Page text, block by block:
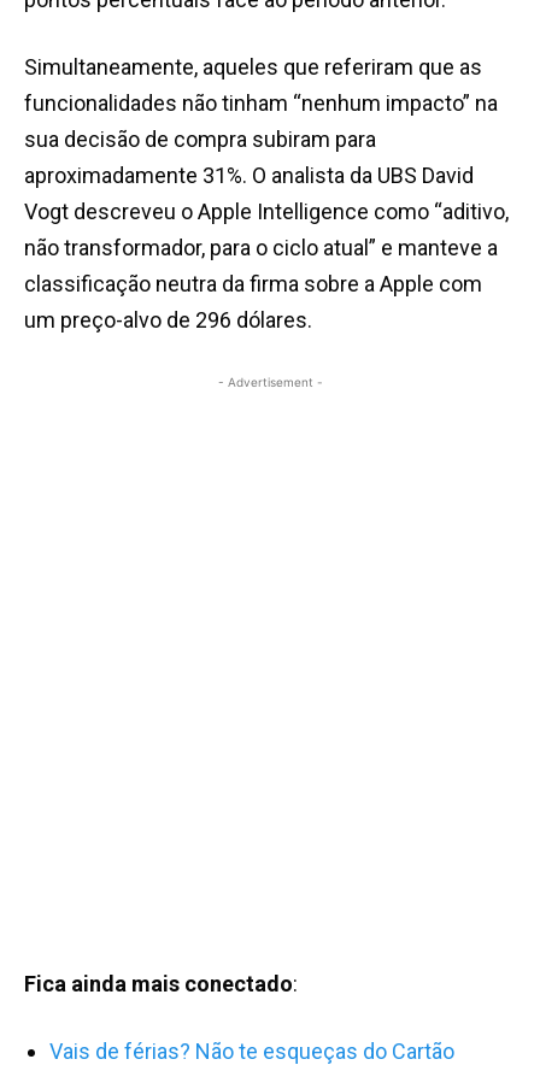
Simultaneamente, aqueles que referiram que as
funcionalidades não tinham “nenhum impacto” na
sua decisão de compra subiram para
aproximadamente 31%. O analista da UBS David
Vogt descreveu o Apple Intelligence como “aditivo,
não transformador, para o ciclo atual” e manteve a
classificação neutra da firma sobre a Apple com
um preço-alvo de 296 dólares.
- Advertisement -
Fica ainda mais conectado:
Vais de férias? Não te esqueças do Cartão